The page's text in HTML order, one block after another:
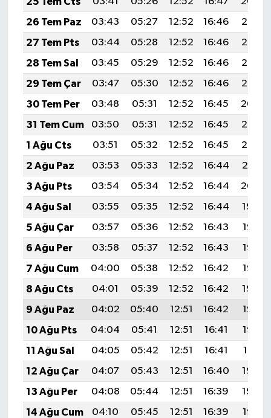
26 Tem Paz
03:43 05:27 12:52 16:46
20:08
27 Tem Pts
03:44 05:28 12:52 16:46
20:07
28 Tem Sal
03:45 05:29 12:52 16:46
20:06
29 Tem Çar
03:47 05:30 12:52 16:46
20:05
30 Tem Per
03:48 05:31 12:52 16:45
20:04
31 Tem Cum
03:50 05:31 12:52 16:45
20:03
1 Ağu Cts
03:51 05:32 12:52 16:45
20:02
2 Ağu Paz
03:53 05:33 12:52 16:44
20:01
3 Ağu Pts
03:54 05:34 12:52 16:44
20:00
4 Ağu Sal
03:55 05:35 12:52 16:44
19:59
5 Ağu Çar
03:57 05:36 12:52 16:43
19:58
6 Ağu Per
03:58 05:37 12:52 16:43
19:57
7 Ağu Cum
04:00 05:38 12:52 16:42
19:55
8 Ağu Cts
04:01 05:39 12:52 16:42
19:54
9 Ağu Paz
04:02 05:40 12:51 16:42
19:53
10 Ağu Pts
04:04 05:41 12:51 16:41
19:52
11 Ağu Sal
04:05 05:42 12:51 16:41
19:51
12 Ağu Çar
04:07 05:43 12:51 16:40
19:49
13 Ağu Per
04:08 05:44 12:51 16:39
19:48
14 Ağu Cum
04:10 05:45 12:51 16:39
19:47